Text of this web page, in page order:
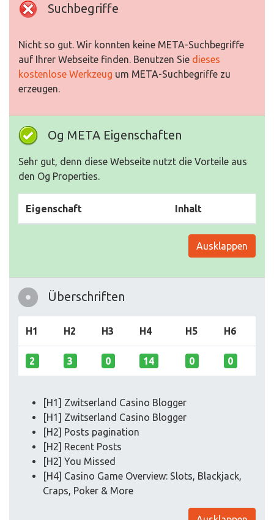
Suchbegriffe
Nicht so gut. Wir konnten keine META-Suchbegriffe
auf Ihrer Webseite finden. Benutzen Sie dieses
kostenlose Werkzeug um META-Suchbegriffe zu
erzeugen.
Og META Eigenschaften
Sehr gut, denn diese Webseite nutzt die Vorteile aus
den Og Properties.
Eigenschaft Inhalt
Ausklappen
Überschriften
H1 H2 H3 H4 H5 H6
2 3 0 14 0 0
[H1] Zwitserland Casino Blogger
[H1] Zwitserland Casino Blogger
[H2] Posts pagination
[H2] Recent Posts
[H2] You Missed
[H4] Casino Game Overview: Slots, Blackjack,
Craps, Poker & More